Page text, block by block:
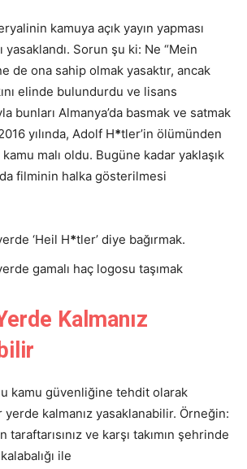
kamuya açık yayın yapması
yasaklandı. Sorun şu ki: Ne “Mein
de ona sahip olmak yasaktır, ancak
elinde bulundurdu ve lisans
bunları Almanya’da basmak ve satmak
yılında, Adolf H*tler’in ölümünden
malı oldu. Bugüne kadar yaklaşık
filminin halka gösterilmesi
‘Heil H*tler’ diye bağırmak.
gamalı haç logosu taşımak
Kalmanız
kamu güvenliğine tehdit olarak
kalmanız yasaklanabilir. Örneğin:
taraftarısınız ve karşı takımın şehrinde
ile